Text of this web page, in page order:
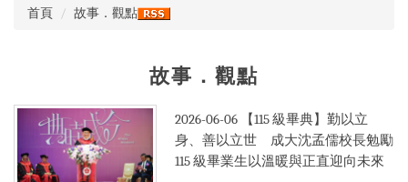
2024年
2023年
首頁
故事．觀點
故事．觀點
2026-06-06
【115 級畢典】勤以立
身、善以立世 成大沈孟儒校長勉勵
115 級畢業生以溫暖與正直迎向未來